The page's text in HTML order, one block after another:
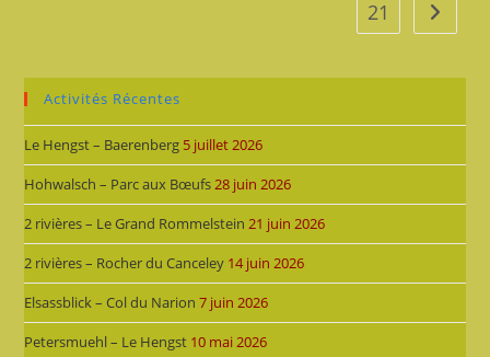
21 Aller à
Activités Récentes
Le Hengst – Baerenberg 5 juillet 2026
Hohwalsch – Parc aux Bœufs28 juin 2026
2 rivières – Le Grand Rommelstein 21 juin 2026
2 rivières – Rocher du Canceley 14 juin 2026
Elsassblick – Col du Narion 7 juin 2026
Petersmuehl – Le Hengst 10 mai 2026